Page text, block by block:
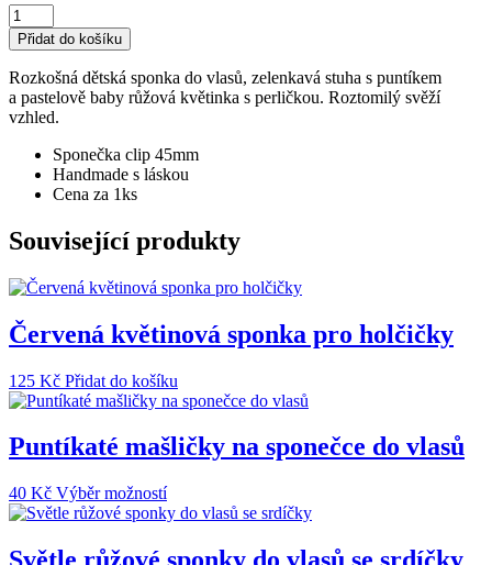
Dětská
sponka
do
vlasů
-
jarní
růžová
množství
Přidat do košíku
Rozkošná dětská sponka do vlasů, zelenkavá stuha s puntíkem
a pastelově baby růžová květinka s perličkou. Roztomilý svěží
vzhled.
Sponečka clip 45mm
Handmade s láskou
Cena za 1ks
Související produkty
Červená květinová sponka pro holčičky
125 Kč Přidat do košíku
Puntíkaté mašličky na sponečce do vlasů
40 Kč Výběr možnostíTento
produkt